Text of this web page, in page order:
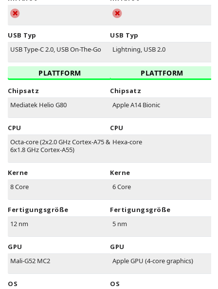
USB Typ
USB Type-C 2.0, USB On-The-Go
PLATTFORM
Chipsatz
Mediatek Helio G80
CPU
Octa-core (2x2.0 GHz Cortex-A75 &
6x1.8 GHz Cortex-A55)
Kerne
8 Core
Fertigungsgröße
12 nm
GPU
Mali-G52 MC2
OS
USB Typ
Lightning, USB 2.0
PLATTFORM
Chipsatz
Apple A14 Bionic
CPU
Hexa-core
Kerne
6 Core
Fertigungsgröße
5 nm
GPU
Apple GPU (4-core graphics)
OS